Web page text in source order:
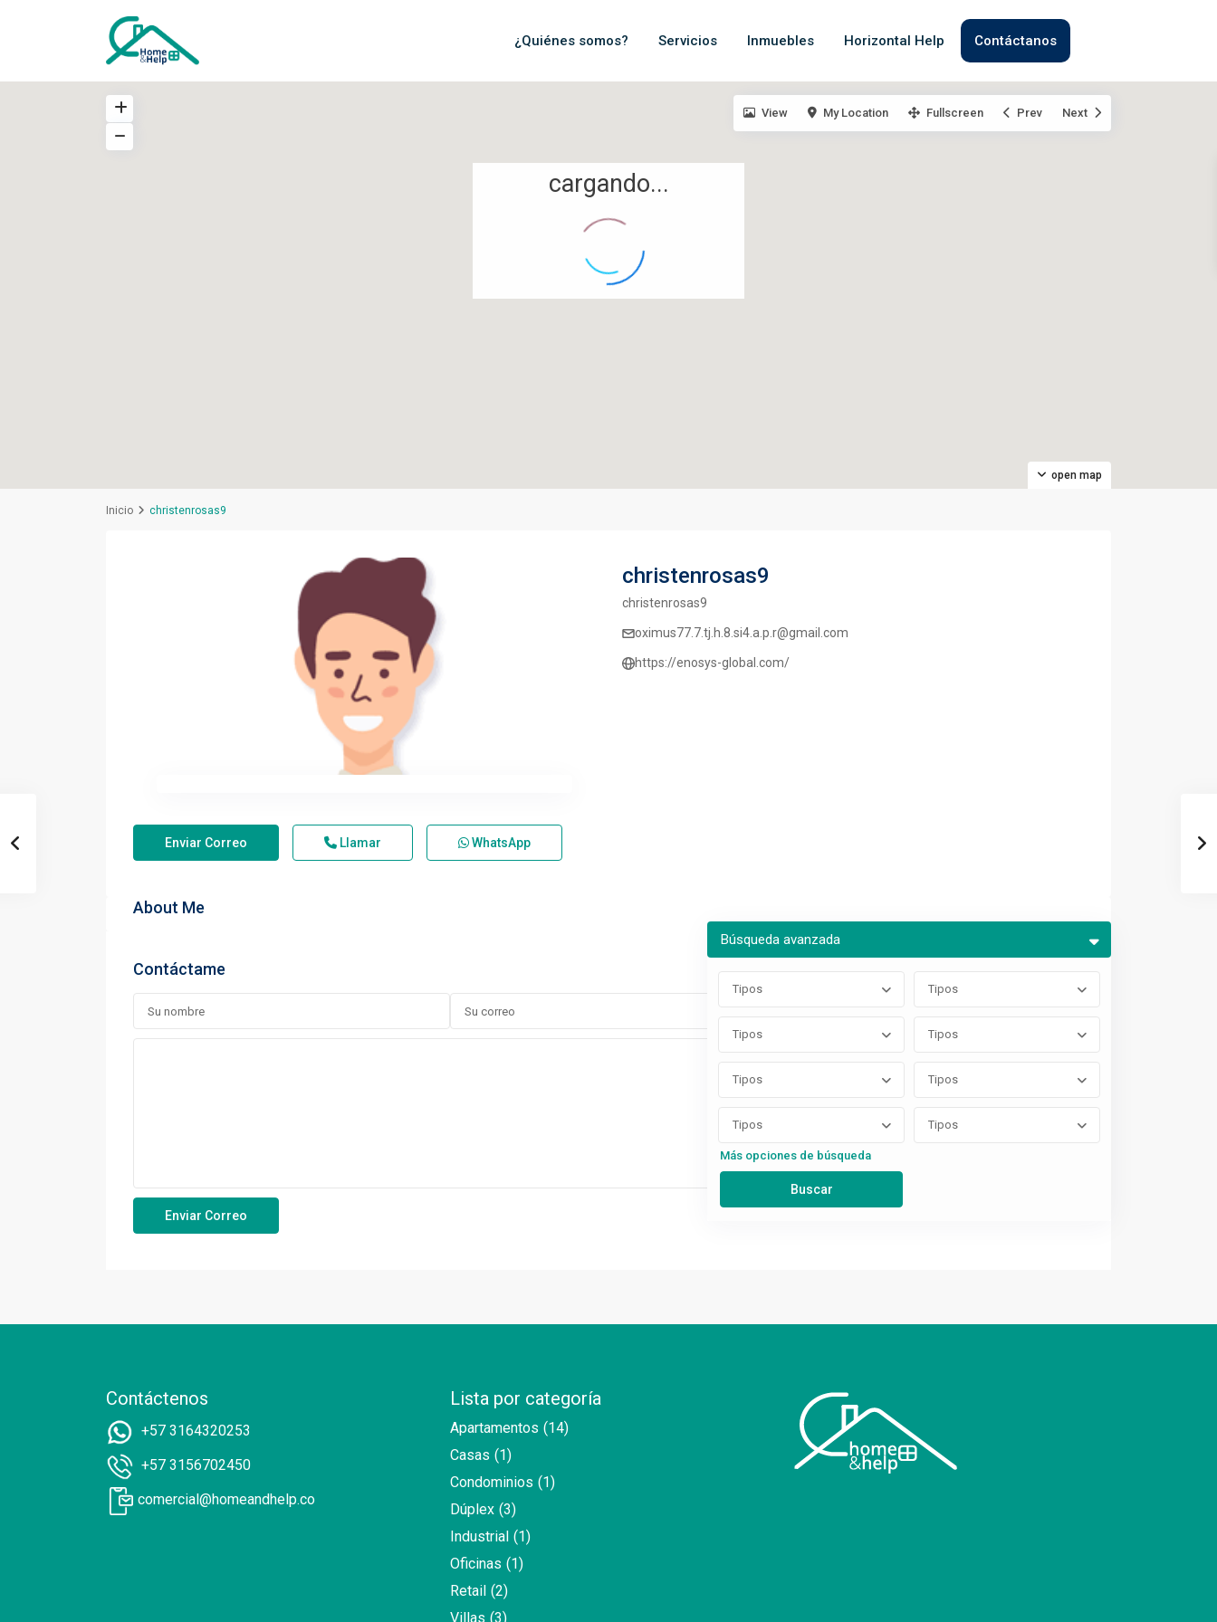
¿Quiénes somos? Servicios Inmuebles Horizontal Help Contáctanos
cargando...
open map
View My Location Fullscreen Prev Next
Búsqueda avanzada
Tipos Tipos
Tipos Tipos
Tipos Tipos
Tipos Tipos
Más opciones de búsqueda
Inicio christenrosas9
christenrosas9
christenrosas9
oximus77.7.tj.h.8.si4.a.p.r@gmail.com
https://enosys-global.com/
Enviar Correo Llamar WhatsApp
About Me
Contáctame
Contáctenos
+57 3164320253
+57 3156702450
comercial@homeandhelp.co
Lista por categoría
Apartamentos (14)
Casas (1)
Condominios (1)
Dúplex (3)
Industrial (1)
Oficinas (1)
Retail (2)
Villas (3)